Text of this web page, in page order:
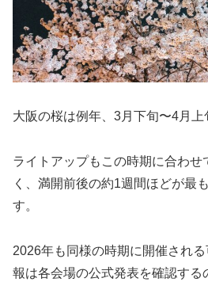
大阪の桜は例年、3月下旬〜4月上
ライトアップもこの時期に合わせ
く、満開前後の約1週間ほどが最
す。
2026年も同様の時期に開催され
報は各会場の公式発表を確認する